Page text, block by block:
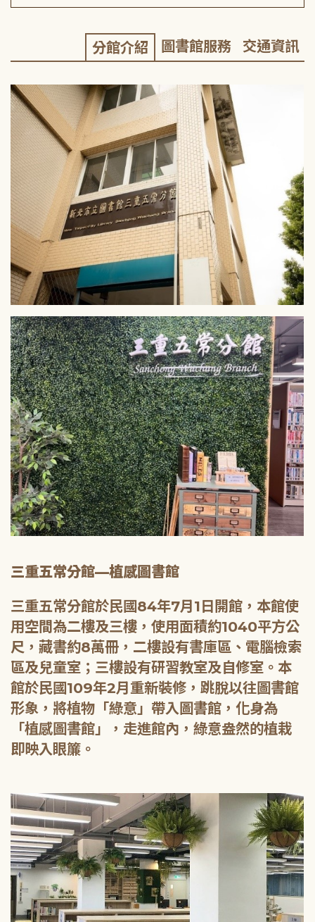
分館介紹 圖書館服務 交通資訊
三重五常分館—植感圖書館
三重五常分館於民國84年7月1日開館，本館使
用空間為二樓及三樓，使用面積約1040平方公
尺，藏書約8萬冊，二樓設有書庫區、電腦檢索
區及兒童室；三樓設有研習教室及自修室。本
館於民國109年2月重新裝修，跳脫以往圖書館
形象，將植物「綠意」帶入圖書館，化身為
「植感圖書館」，走進館內，綠意盎然的植栽
即映入眼簾。